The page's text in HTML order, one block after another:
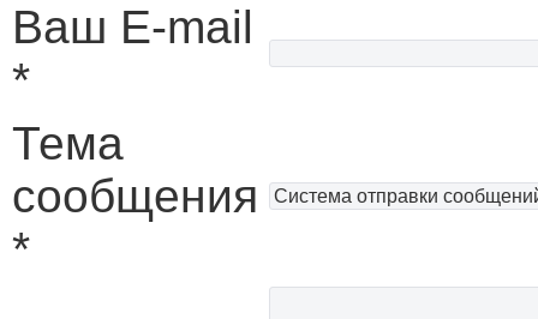
Ваш E-mail
*
Тема
сообщения
*